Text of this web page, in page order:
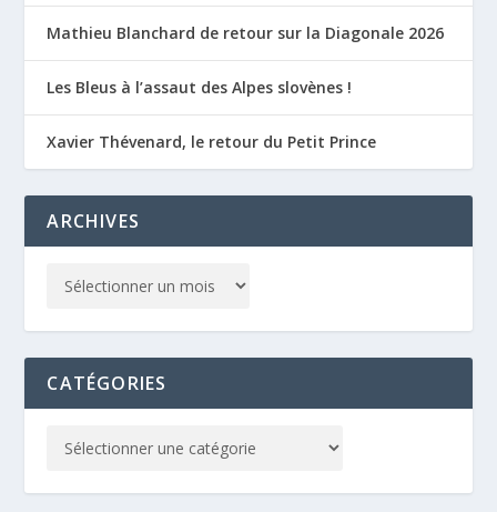
Mathieu Blanchard de retour sur la Diagonale 2026
Les Bleus à l’assaut des Alpes slovènes !
Xavier Thévenard, le retour du Petit Prince
ARCHIVES
CATÉGORIES